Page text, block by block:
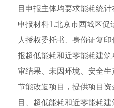
目申报主体均要求能耗统
申报材料1.北京市西城区
人授权委托书、身份证复
报超低能耗和近零能耗建
审结果、未因环境、安全
节能改造项目，提供项目
目、超低能耗和近零能耗